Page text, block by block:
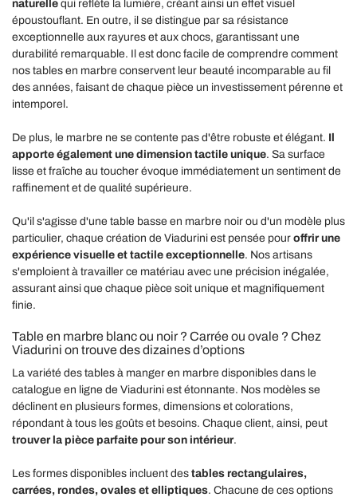
naturelle qui reflète la lumière, créant ainsi un effet visuel
époustouflant. En outre, il se distingue par sa résistance
exceptionnelle aux rayures et aux chocs, garantissant une
durabilité remarquable. Il est donc facile de comprendre comment
nos tables en marbre conservent leur beauté incomparable au fil
des années, faisant de chaque pièce un investissement pérenne et
intemporel.
De plus, le marbre ne se contente pas d'être robuste et élégant. Il
apporte également une dimension tactile unique. Sa surface
lisse et fraîche au toucher évoque immédiatement un sentiment de
raffinement et de qualité supérieure.
Qu'il s'agisse d'une table basse en marbre noir ou d'un modèle plus
particulier, chaque création de Viadurini est pensée pour offrir une
expérience visuelle et tactile exceptionnelle. Nos artisans
s'emploient à travailler ce matériau avec une précision inégalée,
assurant ainsi que chaque pièce soit unique et magnifiquement
finie.
Table en marbre blanc ou noir ? Carrée ou ovale ? Chez
Viadurini on trouve des dizaines d’options
La variété des tables à manger en marbre disponibles dans le
catalogue en ligne de Viadurini est étonnante. Nos modèles se
déclinent en plusieurs formes, dimensions et colorations,
répondant à tous les goûts et besoins. Chaque client, ainsi, peut
trouver la pièce parfaite pour son intérieur.
Les formes disponibles incluent des tables rectangulaires,
carrées, rondes, ovales et elliptiques. Chacune de ces options